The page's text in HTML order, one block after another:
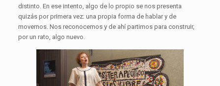
distinto. En ese intento, algo de lo propio se nos presenta
quizás por primera vez: una propia forma de hablar y de
movernos. Nos reconocemos y de ahí partimos para construir,
por un rato, algo nuevo.